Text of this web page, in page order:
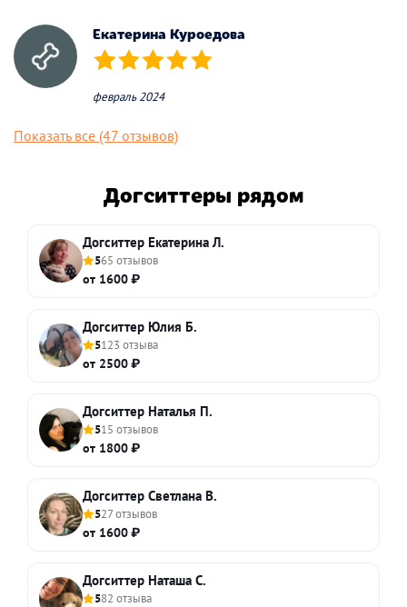
Екатерина Куроедова
(*) (*) (*) (*) (*)
февраль 2024
Показать все (47 отзывов)
Догситтеры рядом
Догситтер Екатерина Л.
565 отзывов
от 1600 ₽
Догситтер Юлия Б.
5123 отзыва
от 2500 ₽
Догситтер Наталья П.
515 отзывов
от 1800 ₽
Догситтер Светлана В.
527 отзывов
от 1600 ₽
Догситтер Наташа С.
582 отзыва